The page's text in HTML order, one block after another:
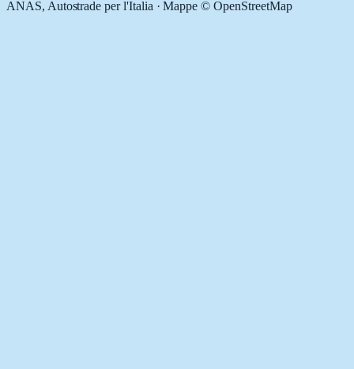
ANAS, Autostrade per l'Italia · Mappe © OpenStreetMap